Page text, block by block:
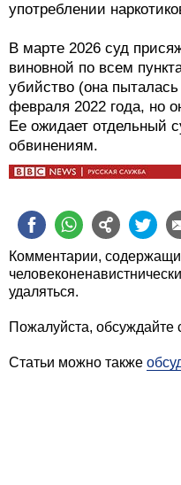
употреблении
В марте 2026 суд
виновной по всем
убийство (она
февраля 2022 года, но
Ее ожидает отдельный
обвинениям.
Комментарии,
удаляться.
Пожалуйста, обсуждайте
Статьи можно также